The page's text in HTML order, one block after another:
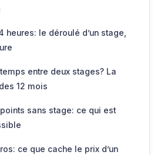
heures: le déroulé d’un stage,
entre deux stages? La
12 mois
sans stage: ce qui est
ce que cache le prix d’un